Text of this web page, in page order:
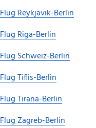
Flug Reykjavik-Berlin
Flug Riga-Berlin
Flug Schweiz-Berlin
Flug Tiflis-Berlin
Flug Tirana-Berlin
Flug Zagreb-Berlin